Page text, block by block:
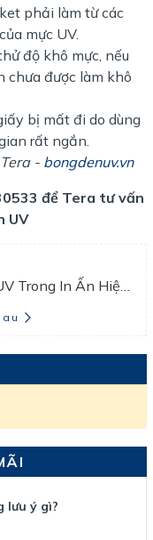
phải làm từ các
mực UV.
độ khô mực, nếu
chưa được làm khô
bị mất đi do dùng
rất ngắn.
- bongdenuv.vn
để Tera tư vấn
UV
lưu ý gì?